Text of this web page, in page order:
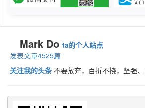
Mark Do ta的个人站点
发表文章4525篇
关注我的头条 不要放弃，百折不挠，坚强、